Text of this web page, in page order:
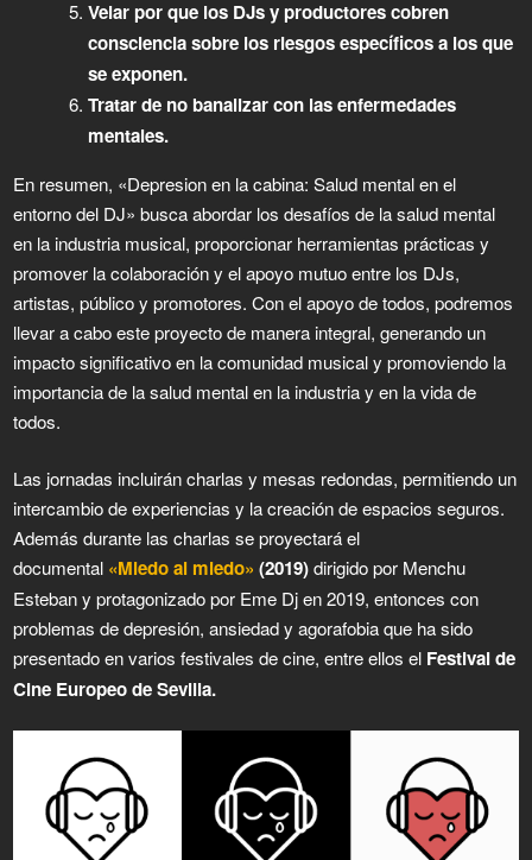
Velar por que los DJs y productores cobren
consciencia sobre los riesgos específicos a los que
se exponen.
Tratar de no banalizar con las enfermedades
mentales.
En resumen, «Depresion en la cabina: Salud mental en el
entorno del DJ» busca abordar los desafíos de la salud mental
en la industria musical, proporcionar herramientas prácticas y
promover la colaboración y el apoyo mutuo entre los DJs,
artistas, público y promotores. Con el apoyo de todos, podremos
llevar a cabo este proyecto de manera integral, generando un
impacto significativo en la comunidad musical y promoviendo la
importancia de la salud mental en la industria y en la vida de
todos.
Las jornadas incluirán charlas y mesas redondas, permitiendo un
intercambio de experiencias y la creación de espacios seguros.
Además durante las charlas se proyectará el
documental «Miedo al miedo» (2019)dirigido por Menchu
Esteban y protagonizado por Eme Dj en 2019, entonces con
problemas de depresión, ansiedad y agorafobia que ha sido
presentado en varios festivales de cine, entre ellos el Festival de
Cine Europeo de Sevilla.